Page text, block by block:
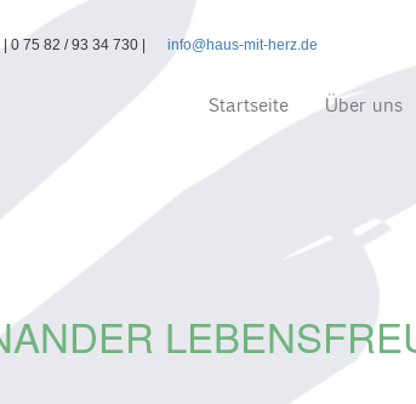
0 75 82 / 93 34 730 | info@haus-mit-herz.de
Startseite Über uns